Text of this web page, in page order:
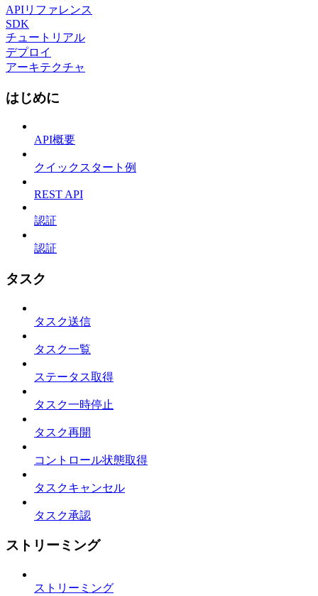
APIリファレンス
SDK
チュートリアル
デプロイ
アーキテクチャ
はじめに
API概要
クイックスタート例
REST API
認証
認証
タスク
タスク送信
タスク一覧
ステータス取得
タスク一時停止
タスク再開
コントロール状態取得
タスクキャンセル
タスク承認
ストリーミング
ストリーミング